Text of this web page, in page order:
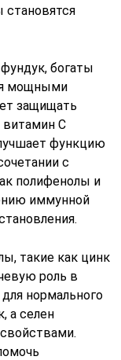
богаты
мощными
защищать
витамин C
функцию
с
полифенолы и
иммунной
такие как цинк
роль в
нормального
а селен